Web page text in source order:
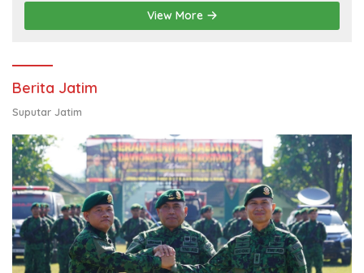
Pendampingan Usaha
View More
Berita Jatim
Suputar Jatim